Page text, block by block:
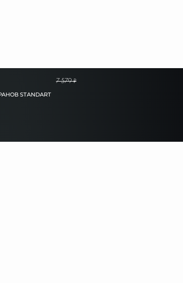
7 579 ₽
STANDART